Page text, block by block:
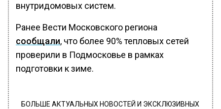
внутридомовых систем.
Ранее Вести Московского региона
сообщали, что более 90% тепловых сетей
проверили в Подмосковье в рамках
подготовки к зиме.
БОЛЬШЕ АКТУАЛЬНЫХ НОВОСТЕЙ И ЭКСКЛЮЗИВНЫХ